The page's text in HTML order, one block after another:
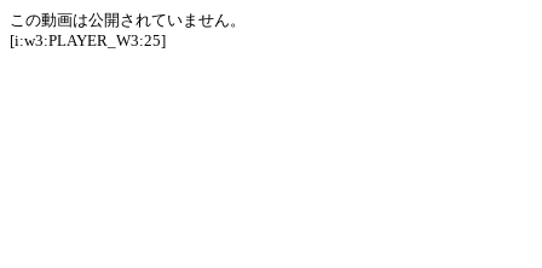
この動画は公開されていません。
[i:w3:PLAYER_W3:25]